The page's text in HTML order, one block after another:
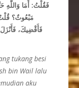
فَقُلْتُ: أَمَا وَاللَّهِ
مَبْعُوثٌ؟
فَأَقْضِيكَ، فَأَنْزَلَ
tukang besi
bin Wail lalu
aku